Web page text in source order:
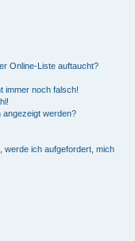
Online-Liste auftaucht?
immer noch falsch!
angezeigt werden?
werde ich aufgefordert, mich